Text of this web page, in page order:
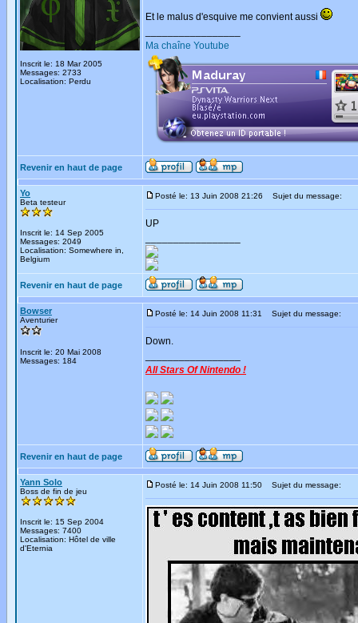
Inscrit le: 18 Mar 2005
Messages: 2733
Localisation: Perdu
Et le malus d'esquive me convient aussi
Ma chaîne Youtube
Revenir en haut de page
Yo
Beta testeur
Inscrit le: 14 Sep 2005
Messages: 2049
Localisation: Somewhere in,
Belgium
Posté le: 13 Juin 2008 21:26 Sujet du message:
UP
Revenir en haut de page
Bowser
Aventurier
Inscrit le: 20 Mai 2008
Messages: 184
Posté le: 14 Juin 2008 11:31 Sujet du message:
Down.
All Stars Of Nintendo !
Revenir en haut de page
Yann Solo
Boss de fin de jeu
Inscrit le: 15 Sep 2004
Messages: 7400
Localisation: Hôtel de ville
d'Eternia
Posté le: 14 Juin 2008 11:50 Sujet du message: